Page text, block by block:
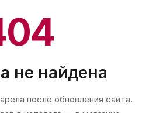
не найдена
после обновления сайта.